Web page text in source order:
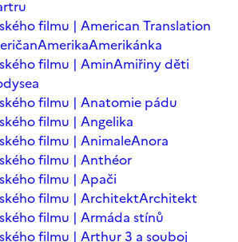
filmu | American Translation
AmerikaAmerikánka
filmu | AminAmiřiny děti
filmu | Anatomie pádu
filmu | Angelika
filmu | AnimaleAnora
filmu | Anthéor
filmu | Apači
filmu | ArchitektArchitekt
filmu | Armáda stínů
filmu | Arthur 3 a souboj